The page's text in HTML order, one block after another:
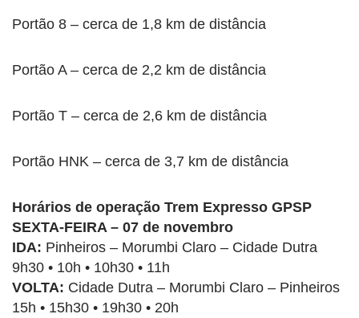
Portão 8 – cerca de 1,8 km de distância
Portão A – cerca de 2,2 km de distância
Portão T – cerca de 2,6 km de distância
Portão HNK – cerca de 3,7 km de distância
Horários de operação Trem Expresso GPSP
SEXTA-FEIRA – 07 de novembro
IDA: Pinheiros – Morumbi Claro – Cidade Dutra
9h30 • 10h • 10h30 • 11h
VOLTA: Cidade Dutra – Morumbi Claro – Pinheiros
15h • 15h30 • 19h30 • 20h